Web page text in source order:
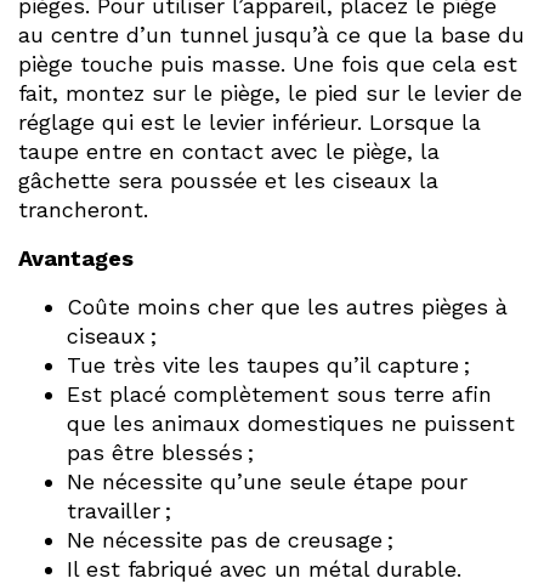
pièges. Pour utiliser l’appareil, placez le piège
au centre d’un tunnel jusqu’à ce que la base du
piège touche puis masse. Une fois que cela est
fait, montez sur le piège, le pied sur le levier de
réglage qui est le levier inférieur. Lorsque la
taupe entre en contact avec le piège, la
gâchette sera poussée et les ciseaux la
trancheront.
Avantages
Coûte moins cher que les autres pièges à
ciseaux ;
Tue très vite les taupes qu’il capture ;
Est placé complètement sous terre afin
que les animaux domestiques ne puissent
pas être blessés ;
Ne nécessite qu’une seule étape pour
travailler ;
Ne nécessite pas de creusage ;
Il est fabriqué avec un métal durable.